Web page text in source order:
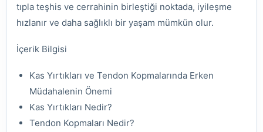
tıpla teşhis ve cerrahinin birleştiği noktada, iyileşme
hızlanır ve daha sağlıklı bir yaşam mümkün olur.
İçerik Bilgisi
Kas Yırtıkları ve Tendon Kopmalarında Erken
Müdahalenin Önemi
Kas Yırtıkları Nedir?
Tendon Kopmaları Nedir?